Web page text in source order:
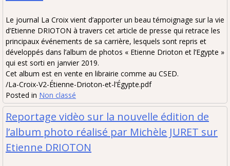
Le journal La Croix vient d’apporter un beau témoignage sur la vie
d’Etienne DRIOTON à travers cet article de presse qui retrace les
principaux événements de sa carrière, lesquels sont repris et
développés dans l’album de photos « Etienne Drioton et l’Egypte »
qui est sorti en janvier 2019.
Cet album est en vente en librairie comme au CSED.
/La-Croix-V2-Étienne-Drioton-et-l’Égypte.pdf
Posted in Non classé
Reportage vidèo sur la nouvelle édition de
l’album photo réalisé par Michèle JURET sur
Etienne DRIOTON